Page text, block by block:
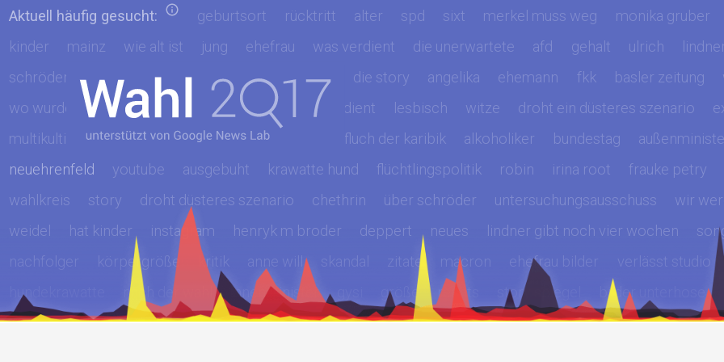
Aktuell häufig gesucht: geburtsort rücktritt alter spd sixt merkel muss weg monika gruber
kinder
mainz wie alt ist jung ehefrau was verdient die unerwartete afd gehalt ulrich
schröder
spiegel groko ohne haare privat die story angelika ehemann fkk basler zeitung
wo wurde geboren
göring wie viel verdient lesbisch witze droht ein düsteres szenario
multikulti ist gescheitert
grüne rücktritt focus fluch der karibik alkoholiker bundestag
neuehrenfeld
youtube ausgebuht krawatte hund flüchtlingspolitik robin irina root frauke petry
wahlkreis
story droht düsteres szenario chethrin über schröder untersuchungsausschuss wir
weidel
hat kinder instagram henryk m broder deppert neues lindner gibt noch vier wochen
nachfolger
körpergröße kritik anne will skandal zitate macron ehefrau bilder verlässt studio
hundekrawatte
nach der wahl innenminister größe rechts story spiegel bilder unterhose
ab montag sauf ich wieder
hazel brugger afd sattler spiegel die story markus feldenkirchen best of